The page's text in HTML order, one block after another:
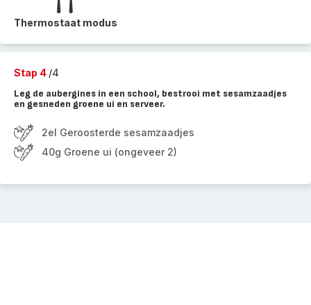
Thermostaat modus
Stap 4 /4
Leg de aubergines in een school, bestrooi met sesamzaadjes
en gesneden groene ui en serveer.
2el Geroosterde sesamzaadjes
40g Groene ui (ongeveer 2)